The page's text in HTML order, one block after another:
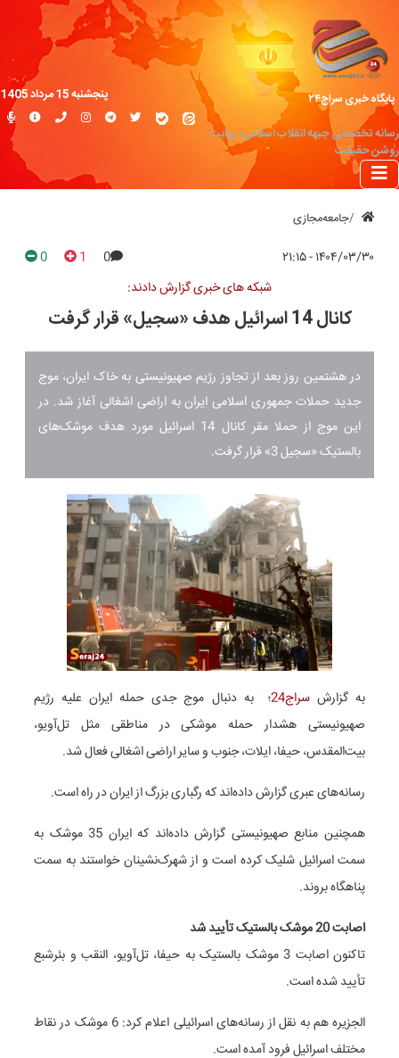
پایگاه خبری سراج۲۴
رسانه تخصصی جبهه انقلاب اسلامی؛ روایت
روشن حقیقت
پنجشنبه 15 مرداد 1405
جامعه‌مجازی
۱۴۰۴/۰۳/۳۰ - ۲۱:۱۵ 0
1
0
شبکه های خبری گزارش دادند:
کانال 14 اسرائیل هدف «سجیل» قرار گرفت
در هشتمین روز بعد از تجاوز رژیم صهیونیستی به خاک ایران، موج
جدید حملات جمهوری اسلامی ایران به اراضی اشغالی آغاز شد. در
این موج از حملا مقر کانال 14 اسرائیل مورد هدف موشک‌های
بالستیک «سجیل 3» قرار گرفت.
به گزارشسراج24
؛ به دنبال موج جدی حمله ایران علیه رژیم
صهیونیستی هشدار حمله موشکی در مناطقی مثل تل‌آویو،
بیت‌المقدس، حیفا، ایلات، جنوب و سایر اراضی اشغالی فعال شد.
رسانه‌های عبری گزارش داده‌اند که رگباری بزرگ از ایران در راه است.
همچنین منابع صهیونیستی گزارش داده‌اند که ایران 35 موشک به
سمت اسرائیل شلیک کرده است و از شهرک‌نشینان خواستند به سمت
پناهگاه بروند.
اصابت 20 موشک بالستیک تأیید شد
تاکنون اصابت 3 موشک بالستیک به حیفا، تل‌آویو، النقب و بئرشبع
تأیید شده است.
الجزیره هم به نقل از رسانه‌های اسرائیلی اعلام کرد: 6 موشک در نقاط
مختلف اسرائیل فرود آمده است.